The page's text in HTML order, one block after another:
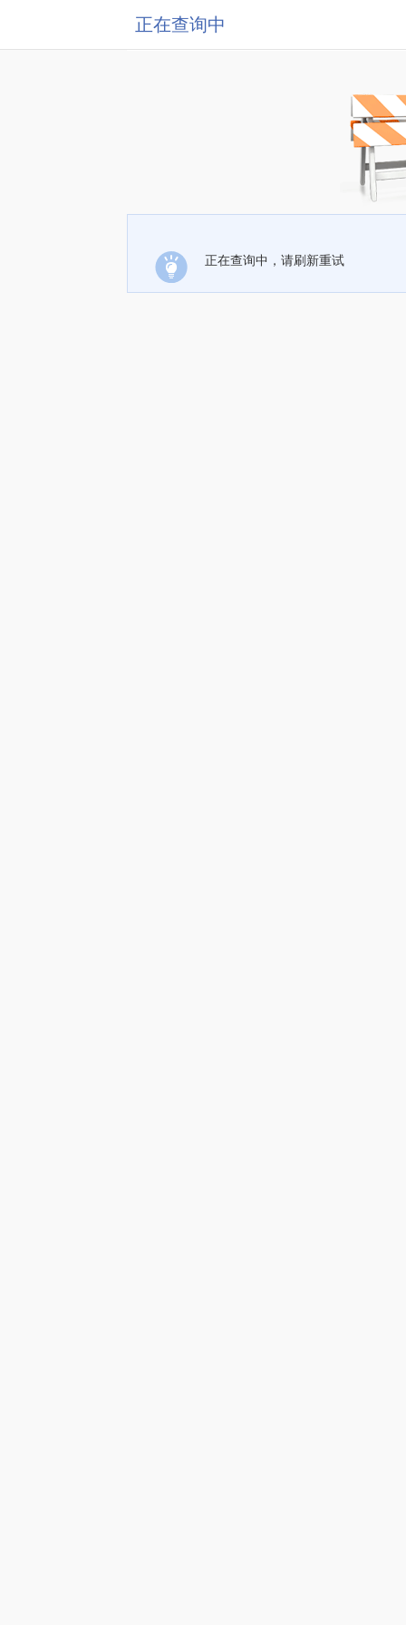
正在查询中
正在查询中，请刷新重试